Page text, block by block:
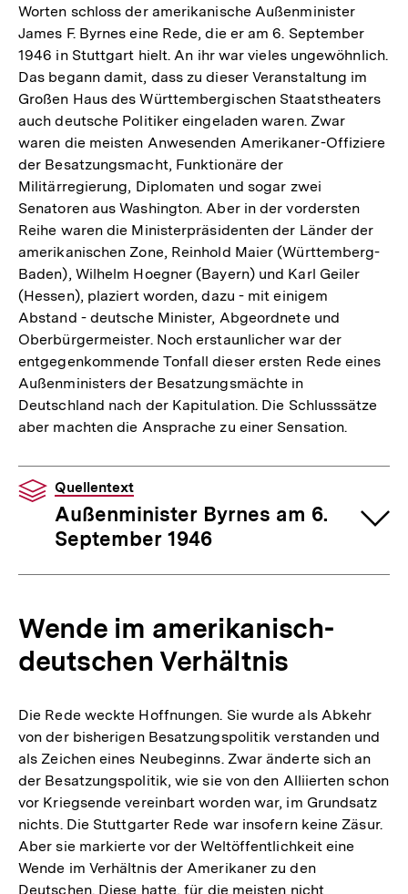
Worten schloss der amerikanische Außenminister
James F. Byrnes eine Rede, die er am 6. September
1946 in Stuttgart hielt. An ihr war vieles ungewöhnlich.
Das begann damit, dass zu dieser Veranstaltung im
Großen Haus des Württembergischen Staatstheaters
auch deutsche Politiker eingeladen waren. Zwar
waren die meisten Anwesenden Amerikaner-Offiziere
der Besatzungsmacht, Funktionäre der
Militärregierung, Diplomaten und sogar zwei
Senatoren aus Washington. Aber in der vordersten
Reihe waren die Ministerpräsidenten der Länder der
amerikanischen Zone, Reinhold Maier (Württemberg-
Baden), Wilhelm Hoegner (Bayern) und Karl Geiler
(Hessen), plaziert worden, dazu - mit einigem
Abstand - deutsche Minister, Abgeordnete und
Oberbürgermeister. Noch erstaunlicher war der
entgegenkommende Tonfall dieser ersten Rede eines
Außenministers der Besatzungsmächte in
Deutschland nach der Kapitulation. Die Schlusssätze
aber machten die Ansprache zu einer Sensation.
Quellentext
Außenminister Byrnes am 6.
September 1946
Wende im amerikanisch-
deutschen Verhältnis
Die Rede weckte Hoffnungen. Sie wurde als Abkehr
von der bisherigen Besatzungspolitik verstanden und
als Zeichen eines Neubeginns. Zwar änderte sich an
der Besatzungspolitik, wie sie von den Alliierten schon
vor Kriegsende vereinbart worden war, im Grundsatz
nichts. Die Stuttgarter Rede war insofern keine Zäsur.
Aber sie markierte vor der Weltöffentlichkeit eine
Wende im Verhältnis der Amerikaner zu den
Deutschen. Diese hatte, für die meisten nicht